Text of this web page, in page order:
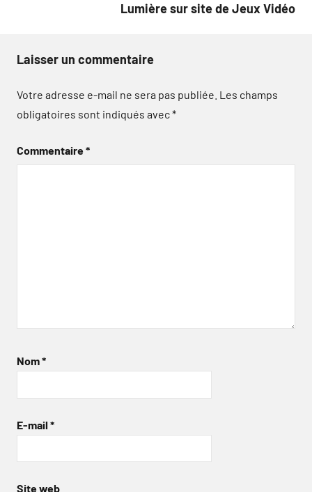
Lumière sur site de Jeux Vidéo
Laisser un commentaire
Votre adresse e-mail ne sera pas publiée. Les champs
obligatoires sont indiqués avec*
Commentaire*
Nom*
E-mail *
Site web